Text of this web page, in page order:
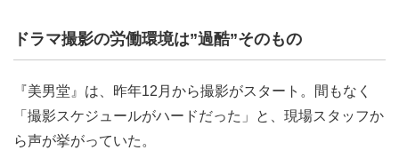
ドラマ撮影の労働環境は”過酷”そのもの
『美男堂』は、昨年12月から撮影がスタート。間もなく
「撮影スケジュールがハードだった」と、現場スタッフか
ら声が挙がっていた。